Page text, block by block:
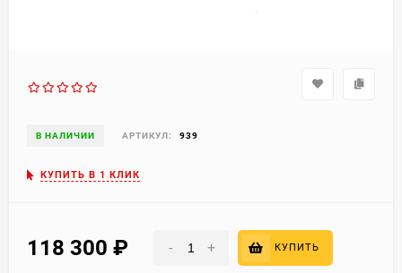
В НАЛИЧИИ АРТИКУЛ: 939
КУПИТЬ В 1 КЛИК
118 300 - + КУПИТЬ